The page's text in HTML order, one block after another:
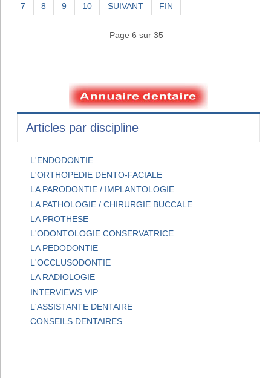
7 8 9 10 SUIVANT FIN
Page 6 sur 35
Articles par discipline
L'ENDODONTIE
L'ORTHOPEDIE DENTO-FACIALE
LA PARODONTIE / IMPLANTOLOGIE
LA PATHOLOGIE / CHIRURGIE BUCCALE
LA PROTHESE
L'ODONTOLOGIE CONSERVATRICE
LA PEDODONTIE
L'OCCLUSODONTIE
LA RADIOLOGIE
INTERVIEWS VIP
L'ASSISTANTE DENTAIRE
CONSEILS DENTAIRES